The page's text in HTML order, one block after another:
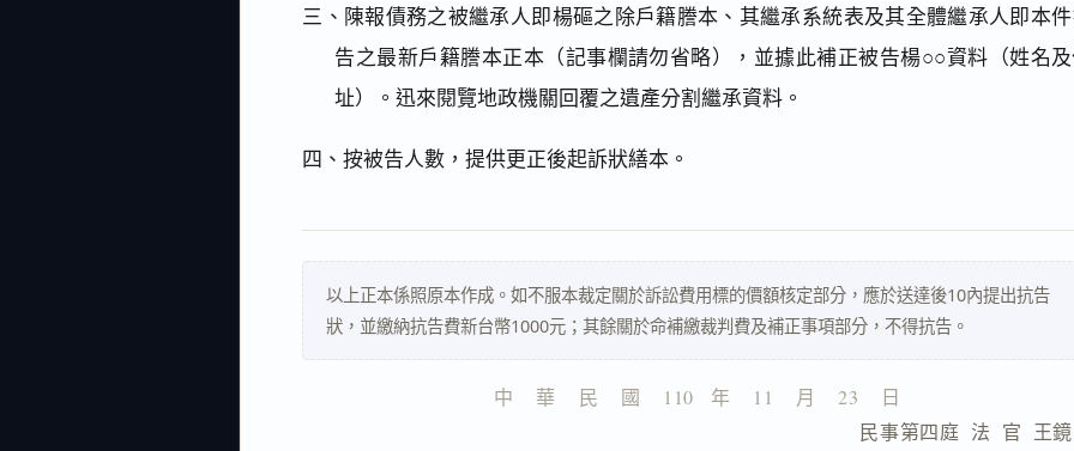
三、陳報債務之被繼承人即楊𥕥之除戶籍謄本、其繼承系統表及其全體繼承人即本
告之最新戶籍謄本正本（記事欄請勿省略），並據此補正被告楊○○資料（姓名
址）。迅來閱覽地政機關回覆之遺產分割繼承資料。
四、按被告人數，提供更正後起訴狀繕本。
以上正本係照原本作成。如不服本裁定關於訴訟費用標的價額核定部分，應於送達後10內提出抗告
狀，並繳納抗告費新台幣1000元；其餘關於命補繳裁判費及補正事項部分，不得抗告。
中    華    民    國    110   年    11    月    23    日
民事第四庭  法  官  王